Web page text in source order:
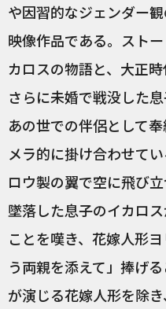
や因習的なジェンダー
映像作品である。スト
カロスの物語と、大正
さらに未婚で戦没した
あの世での伴侶として
メラ的に掛け合わせて
ロウ製の翼で空に飛び
墜落した息子のイカロ
ことを嘆き、花嫁人形
う両親を添えて」捧げ
が演じる花嫁人形を除き